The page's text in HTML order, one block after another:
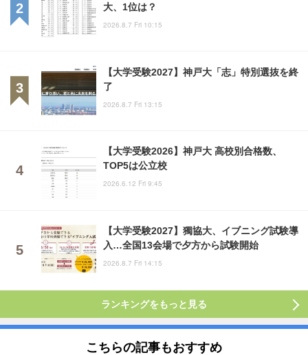
大、1位は？
2026.8.7 Fri 10:15
【大学受験2027】神戸大「志」特別選抜を終
了
2026.8.7 Fri 13:15
【大学受験2026】神戸大 高校別合格数、
TOP5は公立校
2026.6.12 Fri 9:45
【大学受験2027】獨協大、イブニング試験導
入…全国13会場で夕方から試験開始
2026.8.7 Fri 14:15
ランキングをもっと見る
こちらの記事もおすすめ